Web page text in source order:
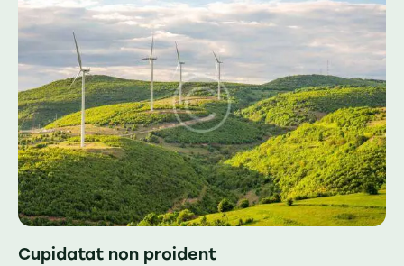
Cupidatat non proident